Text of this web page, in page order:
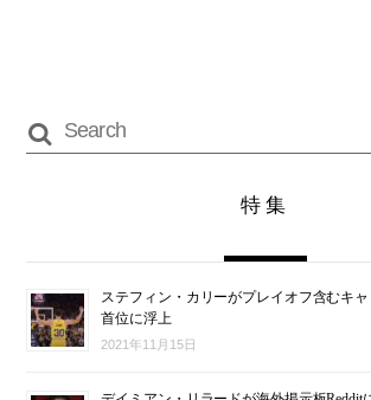
特集
ステフィン・カリーがプレイオフ含むキ
首位に浮上
2021年11月15日